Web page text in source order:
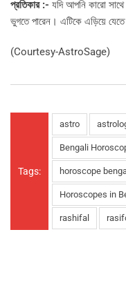
প্রতিকার :- যদি আপনি কারো
ভুগতে পারেন। এটিকে এড়িয়ে যেতে
(Courtesy-AstroSage)
Tags:
astro
Bengali
horoscope
Horoscopes in
rashifal